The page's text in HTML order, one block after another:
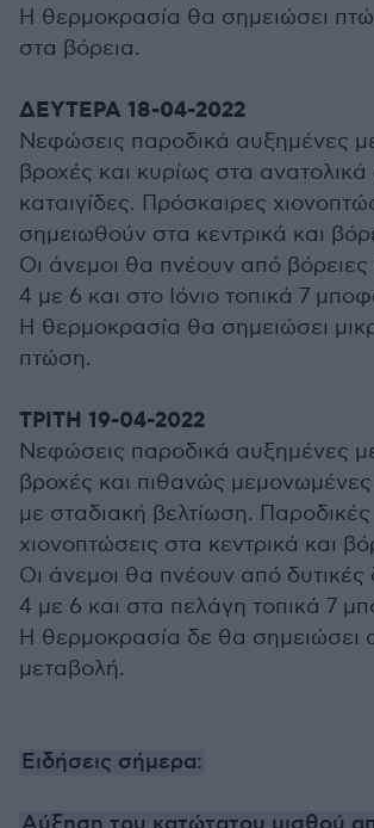
Η θερμοκρασία θα σημειώσει
στα βόρεια.
ΔΕΥΤΕΡΑ 18-04-2022
Νεφώσεις παροδικά αυξημένες
βροχές και κυρίως στα
καταιγίδες. Πρόσκαιρες
σημειωθούν στα κεντρικά και
Οι άνεμοι θα πνέουν από βόρειες
4 με 6 και στο Ιόνιο τοπικά 7
Η θερμοκρασία θα σημειώσει
πτώση.
ΤΡΙΤΗ 19-04-2022
Νεφώσεις παροδικά αυξημένες
βροχές και πιθανώς μεμονωμένες
με σταδιακή βελτίωση. Παροδικές
χιονοπτώσεις στα κεντρικά και
Οι άνεμοι θα πνέουν από δυτικές
4 με 6 και στα πελάγη τοπικά 7
Η θερμοκρασία δε θα σημειώσει
μεταβολή.
Ειδήσεις σήμερα: